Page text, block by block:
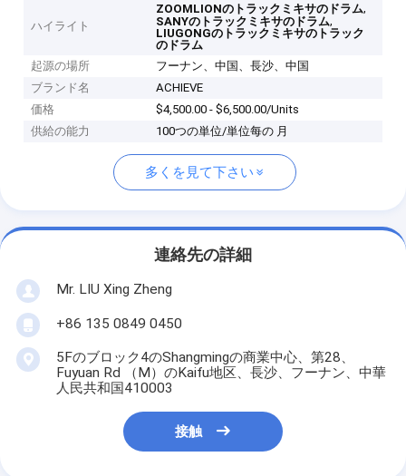
ハイライト
ZOOMLIONのトラックミキサのドラム,
SANYのトラックミキサのドラム,
LIUGONGのトラックミキサのトラック
のドラム
起源の場所
フーナン、中国、長沙、中国
ブランド名
ACHIEVE
価格
$4,500.00 - $6,500.00/Units
供給の能力
100つの単位/単位每の 月
多くを見て下さい
連絡先の詳細
Mr. LIU Xing Zheng
+86 135 0849 0450
5Fのブロック4のShangmingの商業中心、第28、
Fuyuan Rd （M）のKaifu地区、長沙、フーナン、中華
人民共和国410003
接触